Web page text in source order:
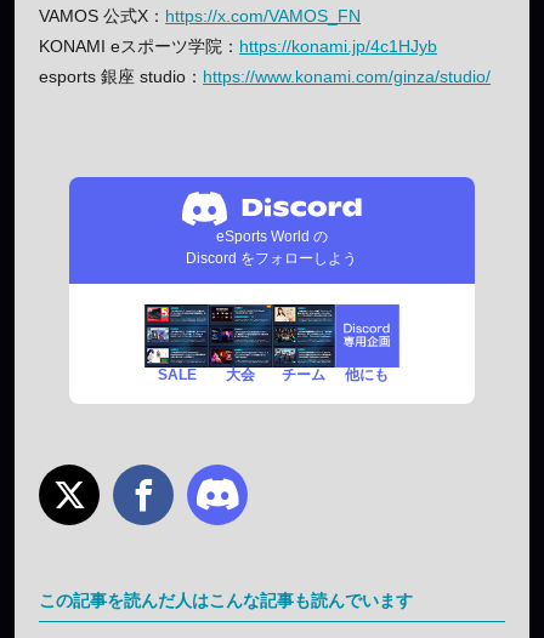
VAMOS 公式X： https://x.com/VAMOS_FN
KONAMI eスポーツ学院： https://konami.jp/4c1HJyb
esports 銀座 studio： https://www.konami.com/ginza/studio/
eSports World の
Discord をフォローしよう
SALE 大会 チーム 他にも
この記事を読んだ人はこんな記事も読んでいます